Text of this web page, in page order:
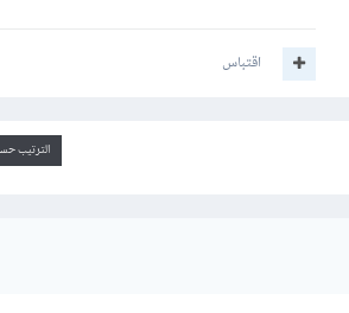
اقتباس
الترتيب